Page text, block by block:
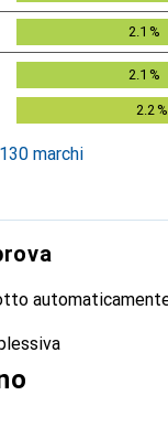
2.1 %
2.1 %
2.2 %
marchi